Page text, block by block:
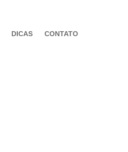
DICAS CONTATO